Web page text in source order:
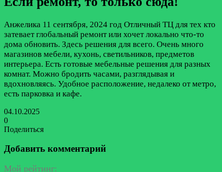
Анжелика 11 сентября, 2024 год Отличный ТЦ для тех кто
затевает глобальный ремонт или хочет локально что-то
дома обновить. Здесь решения для всего. Очень много
магазинов мебели, кухонь, светильников, предметов
интерьера. Есть готовые мебельные решения для разных
комнат. Можно бродить часами, разглядывая и
вдохновляясь. Удобное расположение, недалеко от метро,
есть парковка и кафе.
04.10.2025
0
Поделиться
через
электронную
почту
Добавить комментарий
Мой рейтинг: